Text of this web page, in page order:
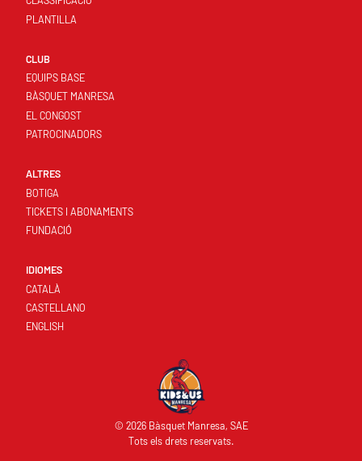
PLANTILLA
CLUB
EQUIPS BASE
BÀSQUET MANRESA
EL CONGOST
PATROCINADORS
ALTRES
BOTIGA
TICKETS I ABONAMENTS
FUNDACIÓ
IDIOMES
CATALÀ
CASTELLANO
ENGLISH
© 2026 Bàsquet Manresa, SAE
Tots els drets reservats.